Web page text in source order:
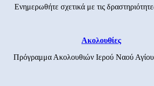
Ενημερωθήτε σχετικά με τις
Ακολουθίες
Πρόγραμμα Ακολουθιών Ιερού Ναού